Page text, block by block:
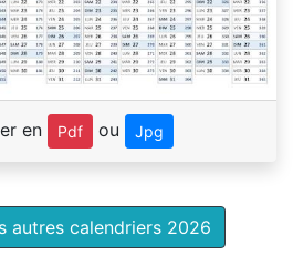
en Pdf ou Jpg
autres calendriers 2026